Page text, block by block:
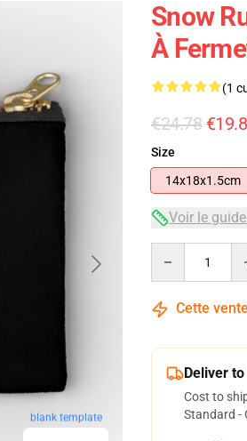
blank template
Snow
À
(1
€24.78
Size
14x18x1.5cm
Voir le
Cette
Deliver
Cost to
Standard -